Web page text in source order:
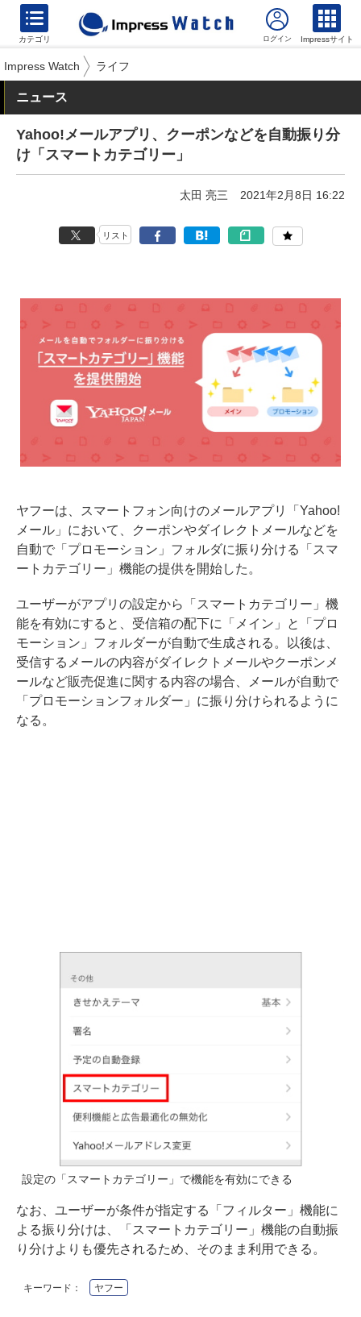
カテゴリ Impressサイト
Impress Watch ライフ
ニュース
Yahoo!メールアプリ、クーポンなどを自動振り分
け「スマートカテゴリー」
太田 亮三 2021年2月8日 16:22
リスト
ヤフーは、スマートフォン向けのメールアプリ「Yahoo!
メール」において、クーポンやダイレクトメールなどを
自動で「プロモーション」フォルダに振り分ける「スマ
ートカテゴリー」機能の提供を開始した。
ユーザーがアプリの設定から「スマートカテゴリー」機
能を有効にすると、受信箱の配下に「メイン」と「プロ
モーション」フォルダーが自動で生成される。以後は、
受信するメールの内容がダイレクトメールやクーポンメ
ールなど販売促進に関する内容の場合、メールが自動で
「プロモーションフォルダー」に振り分けられるように
なる。
設定の「スマートカテゴリー」で機能を有効にできる
なお、ユーザーが条件が指定する「フィルター」機能に
よる振り分けは、「スマートカテゴリー」機能の自動振
り分けよりも優先されるため、そのまま利用できる。
キーワード： ヤフー